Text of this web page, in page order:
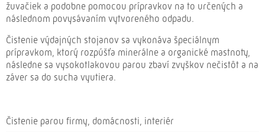
žuvačiek a podobne pomocou prípravkov na to určených a
následnom povysávaním vytvoreného odpadu.
Čistenie výdajných stojanov sa vykonáva špeciálnym
prípravkom, ktorý rozpúšťa minerálne a organické mastnoty,
následne sa vysokotlakovou parou zbaví zvyškov nečistôt a na
záver sa do sucha vyutiera.
Čistenie parou firmy, domácnosti, interiér